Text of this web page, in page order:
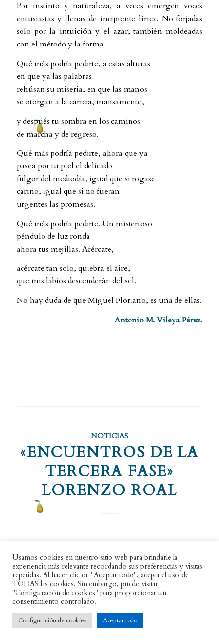
Por instinto y naturaleza, a veces emergen voces
entusiastas y llenas de incipiente lírica. No forjadas
solo por la intuición y el azar, también moldeadas
con el método y la forma.
Qué más podría pedirte, a estas alturas
en que ya las palabras
rehúsan su miseria, en que las manos
se otorgan a la caricia, mansamente,
y después tu sombra en los caminos
de marcha y de regreso.
Qué más podría pedirte, ahora que ya
pasea por tu piel el delicado
fulgor del mediodía, igual que si rogase
cariño, igual que si no fueran
urgentes las promesas.
Qué más podría pedirte. Un misterioso
péndulo de luz ronda
ahora tus mejillas. Acércate,
acércate tan solo, quiebra el aire,
que mis labios descenderán del sol.
No hay duda de que Miguel Floriano, es una de ellas.
Antonio M. Vileya Pérez.
NOTICIAS
«ENCUENTROS DE LA
TERCERA FASE»
LORENZO ROAL
que se desliza entre la luz naranja
de las farolas—la ciudad y un hombre—
El golpeteo rítmico del bolso
en su costado. Avanza hacia el lugar
una Resolución tan diferente.
Usamos cookies en nuestro sitio web para brindarle la
experiencia más relevante recordando sus preferencias y visitas
repetidas. Al hacer clic en "Aceptar todo", acepta el uso de
TODAS las cookies. Sin embargo, puede visitar
"Configuración de cookies" para proporcionar un
consentimiento controlado.
Configuración de cookies Aceptar todo